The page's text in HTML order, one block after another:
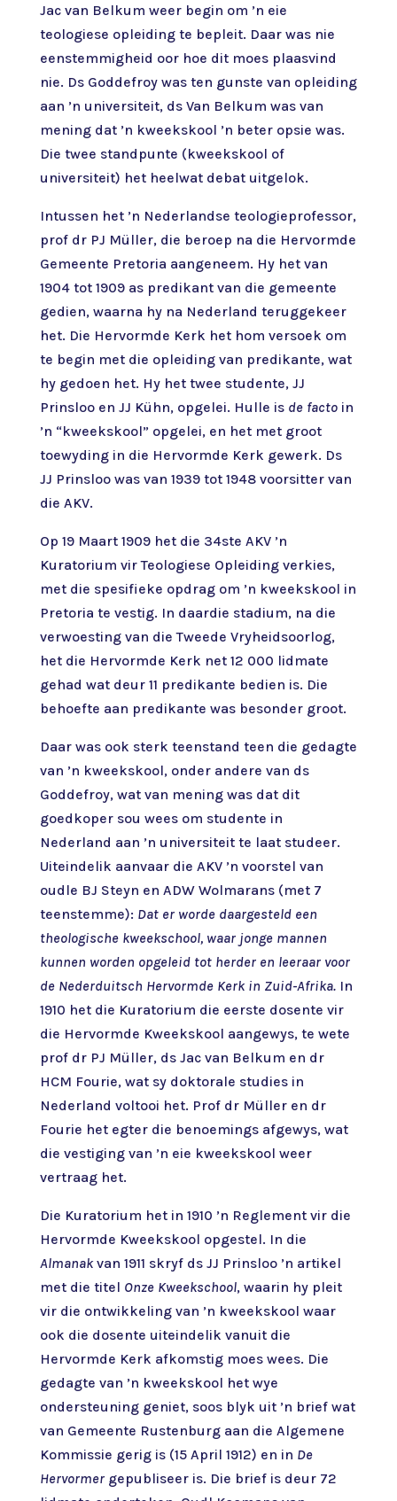
Jac van Belkum weer begin om ’n eie
teologiese opleiding te bepleit. Daar was nie
eenstemmigheid oor hoe dit moes plaasvind
nie. Ds Goddefroy was ten gunste van opleiding
aan ’n universiteit, ds Van Belkum was van
mening dat ’n kweekskool ’n beter opsie was.
Die twee standpunte (kweekskool of
universiteit) het heelwat debat uitgelok.
Intussen het ’n Nederlandse teologieprofessor,
prof dr PJ Müller, die beroep na die Hervormde
Gemeente Pretoria aangeneem. Hy het van
1904 tot 1909 as predikant van die gemeente
gedien, waarna hy na Nederland teruggekeer
het. Die Hervormde Kerk het hom versoek om
te begin met die opleiding van predikante, wat
hy gedoen het. Hy het twee studente, JJ
Prinsloo en JJ Kühn, opgelei. Hulle is de facto in
’n “kweekskool” opgelei, en het met groot
toewyding in die Hervormde Kerk gewerk. Ds
JJ Prinsloo was van 1939 tot 1948 voorsitter van
die AKV.
Op 19 Maart 1909 het die 34ste AKV ’n
Kuratorium vir Teologiese Opleiding verkies,
met die spesifieke opdrag om ’n kweekskool in
Pretoria te vestig. In daardie stadium, na die
verwoesting van die Tweede Vryheidsoorlog,
het die Hervormde Kerk net 12 000 lidmate
gehad wat deur 11 predikante bedien is. Die
behoefte aan predikante was besonder groot.
Daar was ook sterk teenstand teen die gedagte
van ’n kweekskool, onder andere van ds
Goddefroy, wat van mening was dat dit
goedkoper sou wees om studente in
Nederland aan ’n universiteit te laat studeer.
Uiteindelik aanvaar die AKV ’n voorstel van
oudle BJ Steyn en ADW Wolmarans (met 7
teenstemme): Dat er worde daargesteld een
theologische kweekschool, waar jonge mannen
kunnen worden opgeleid tot herder en leeraar voor
de Nederduitsch Hervormde Kerk in Zuid-Afrika. In
1910 het die Kuratorium die eerste dosente vir
die Hervormde Kweekskool aangewys, te wete
prof dr PJ Müller, ds Jac van Belkum en dr
HCM Fourie, wat sy doktorale studies in
Nederland voltooi het. Prof dr Müller en dr
Fourie het egter die benoemings afgewys, wat
die vestiging van ’n eie kweekskool weer
vertraag het.
Die Kuratorium het in 1910 ’n Reglement vir die
Hervormde Kweekskool opgestel. In die
Almanakvan 1911 skryf ds JJ Prinsloo ’n artikel
met die titel Onze Kweekschool, waarin hy pleit
vir die ontwikkeling van ’n kweekskool waar
ook die dosente uiteindelik vanuit die
Hervormde Kerk afkomstig moes wees. Die
gedagte van ’n kweekskool het wye
ondersteuning geniet, soos blyk uit ’n brief wat
van Gemeente Rustenburg aan die Algemene
Kommissie gerig is (15 April 1912) en in De
Hervormer gepubliseer is. Die brief is deur 72